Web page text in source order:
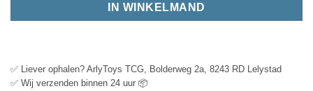
IN WINKELMAND
✅ Liever ophalen? ArlyToys TCG, Bolderweg 2a, 8243 RD Lelystad
✅ Wij verzenden binnen 24 uur 📦